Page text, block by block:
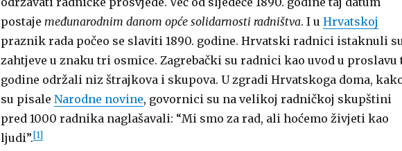
postaje međunarodnim danom opće solidarnosti radništva. I u Hrvatskoj
praznik rada počeo se slaviti 1890. godine. Hrvatski radnici istaknuli su
zahtjeve u znaku tri osmice. Zagrebački su radnici kao uvod u proslavu
godine održali niz štrajkova i skupova. U zgradi Hrvatskoga doma,
su pisale Narodne novine, govornici su na velikoj radničkoj skupštini
pred 1000 radnika naglašavali: “Mi smo za rad, ali hoćemo živjeti kao
ljudi”.[1]